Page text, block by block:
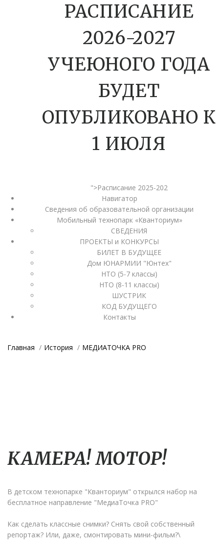
РАСПИСАНИЕ
2026-2027
УЧЕЮНОГО ГОДА
БУДЕТ
ОПУБЛИКОВАНО К
1 ИЮЛЯ
">Расписание 2025-202
Навигатор
Сведения об образовательной организации
Мобильный технопарк «Кванториум»
СВЕДЕНИЯ
ПРОЕКТЫ и КОНКУРСЫ
БИЛЕТ В БУДУЩЕЕ
Дом ЮНАРМИИ "Юнтех"
НТО (5-7 классы)
НТО (8-11 классы)
ШУСТРИК
КОД БУДУЩЕГО
Контакты
Главная История МЕДИАТОЧКА PRO
КАМЕРА! МОТОР!
В детском технопарке "Кванториум" открылся набор на
бесплатное направление "МедиаТочка PRO"
Как сделать классные снимки? Снять свой собственный
репортаж? Или, даже, смонтировать мини-фильм?\